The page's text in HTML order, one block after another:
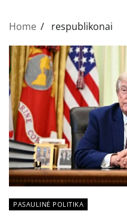
Home respublikonai
PASAULINĖ POLITIKA